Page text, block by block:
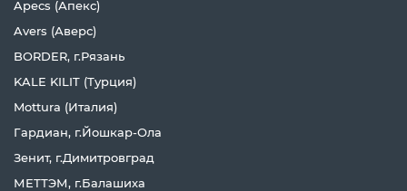
Apecs (Апекс)
Avers (Аверс)
BORDER, г.Рязань
KALE KILIT (Турция)
Mottura (Италия)
Гардиан, г.Йошкар-Ола
Зенит, г.Димитровград
МЕТТЭМ, г.Балашиха